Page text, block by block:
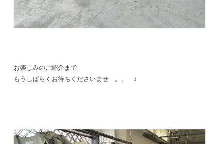
お楽しみのご紹介まで
もうしばらくお待ちくださいませ 。。 ♩